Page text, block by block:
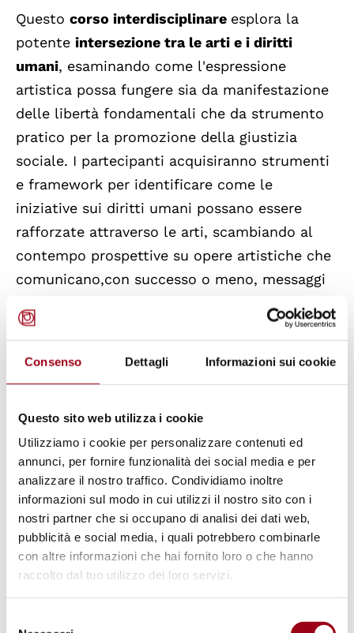
Consenso Dettagli Informazioni sui cookie
Questo sito web utilizza i cookie
Utilizziamo i cookie per personalizzare contenuti ed
annunci, per fornire funzionalità dei social media e per
analizzare il nostro traffico. Condividiamo inoltre
informazioni sul modo in cui utilizzi il nostro sito con i
nostri partner che si occupano di analisi dei dati web,
pubblicità e social media, i quali potrebbero combinarle
con altre informazioni che hai fornito loro o che hanno
raccolto dal tuo utilizzo dei loro servizi.
Questo corso interdisciplinare esplora la
potente intersezione tra le arti e i diritti
umani, esaminando come l'espressione
artistica possa fungere sia da manifestazione
delle libertà fondamentali che da strumento
pratico per la promozione della giustizia
sociale. I partecipanti acquisiranno strumenti
e framework per identificare come le
iniziative sui diritti umani possano essere
rafforzate attraverso le arti, scambiando al
contempo prospettive su opere artistiche che
comunicano,con successo o meno, messaggi
uno spazio unico per la
che i regimi repressivi hanno storicamente
cercato di sopprimere. In un momento in cui i
principi fondamentali della Dichiarazione
Universale dei Diritti Umani sono messi in
discussione in tutto il mondo, questo corso
invita gli studenti a riflettere, dibattere e
immaginare futuri alternativi.